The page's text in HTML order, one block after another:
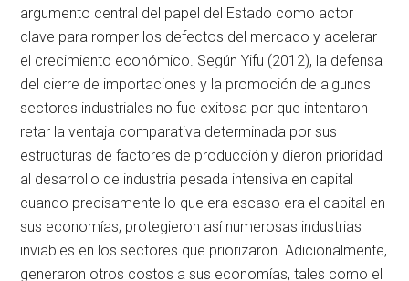
argumento central del papel del Estado como actor
clave para romper los defectos del mercado y acelerar
el crecimiento económico. Según Yifu (2012), la defensa
del cierre de importaciones y la promoción de algunos
sectores industriales no fue exitosa por que intentaron
retar la ventaja comparativa determinada por sus
estructuras de factores de producción y dieron prioridad
al desarrollo de industria pesada intensiva en capital
cuando precisamente lo que era escaso era el capital en
sus economías; protegieron así numerosas industrias
inviables en los sectores que priorizaron. Adicionalmente,
generaron otros costos a sus economías, tales como el